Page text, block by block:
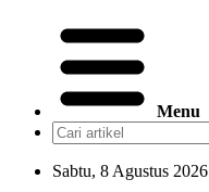
Menu
Sabtu, 8 Agustus 2026